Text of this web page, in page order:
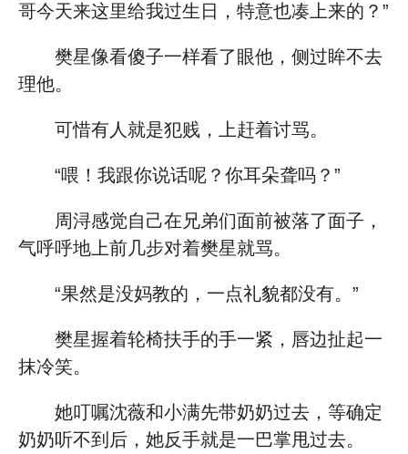
哥今天来这里给我过生日，特意也凑上来的？”
樊星像看傻子一样看了眼他，侧过眸不去
理他。
可惜有人就是犯贱，上赶着讨骂。
“喂！我跟你说话呢？你耳朵聋吗？”
周浔感觉自己在兄弟们面前被落了面子，
气呼呼地上前几步对着樊星就骂。
“果然是没妈教的，一点礼貌都没有。”
樊星握着轮椅扶手的手一紧，唇边扯起一
抹冷笑。
她叮嘱沈薇和小满先带奶奶过去，等确定
奶奶听不到后，她反手就是一巴掌甩过去。